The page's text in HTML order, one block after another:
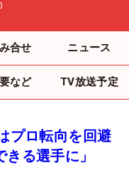
合せ ニュース
など TV放送予定
プロ転向を回避
る選手に」